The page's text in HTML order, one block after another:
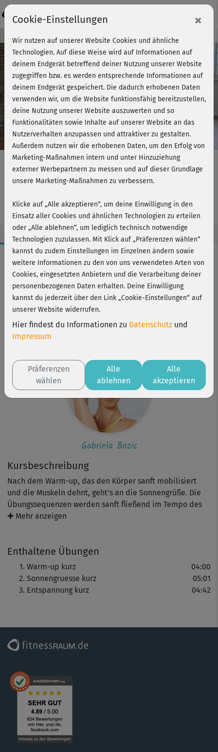
Play
Video
Kursvorschau - Jetzt mitmachen!
Yoga All I Need - Sonnengrüße
(kurz)
Kursbeschreibung
Nach dem Warm-up, das den Körper sanft mobilisiert
und die Muskeln dehnt, geht's an die Sonnengrüße. Die
Übungssequenzen werden sanft fließend im Tempo des
eigenen Atems ausgeführt, machen den Geist wach und
Eine kurze Entspannung rundet den Kurs von Star-
Lehrerin Gabriela Bozic und Conny Lehmann ab.
✚ Mehr anzeigen
Enthaltene Übungen
Warm-up kurz
04:00
Sonnengruesse kurz
05:01
Entspannung kurz
04:42
Workout-Facts
mittelschwer
14 Min
27 kcal
Matte
Gabriela Bozic
Cookie-Einstellungen ×
Wir nutzen auf unserer Website Cookies und ähnliche
Technologien. Auf diese Weise wird auf Informationen auf
deinem Endgerät betreffend deiner Nutzung unserer Website
zugegriffen bzw. es werden entsprechende Informationen auf
deinem Endgerät gespeichert. Die dadurch erhobenen Daten
verwenden wir, um die Website funktionsfähig bereitzustellen,
deine Nutzung unserer Website auszuwerten und so
Funktionalitäten sowie Inhalte auf unserer Website an das
Nutzerverhalten anzupassen und attraktiver zu gestalten.
Außerdem nutzen wir die erhobenen Daten, um den Erfolg von
Marketing-Maßnahmen intern und unter Hinzuziehung
externer Werbepartnern zu messen und auf dieser Grundlage
unsere Marketing-Maßnahmen zu verbessern.
Klicke auf „Alle akzeptieren“, um deine Einwilligung in den
Einsatz aller Cookies und ähnlichen Technologien zu erteilen
oder „Alle ablehnen“, um lediglich technisch notwendige
Technologien zuzulassen. Mit Klick auf „Präferenzen wählen“
kannst du zudem Einstellungen im Einzelnen ändern sowie
weitere Informationen zu den von uns verwendeten Arten von
Cookies, eingesetzten Anbietern und die Verarbeitung deiner
personenbezogenen Daten erhalten. Deine Einwilligung
kannst du jederzeit über den Link „Cookie-Einstellungen“ auf
unserer Website widerrufen.
Hier findest du Informationen zu Datenschutz und
Impressum
Präferenzen
wählen
Alle
ablehnen
Alle
akzeptieren